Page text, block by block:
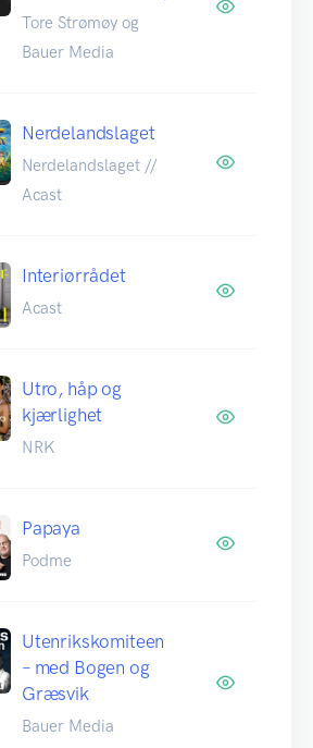
Tore Strømøy og
Bauer Media
Nerdelandslaget
Nerdelandslaget //
Acast
Interiørrådet
Acast
Utro, håp og
kjærlighet
NRK
Papaya
Podme
Utenrikskomiteen
– med Bogen og
Græsvik
Bauer Media